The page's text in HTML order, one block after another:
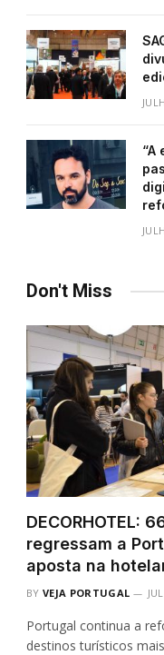
“A
Don't Miss
DECORHOTEL:
regressam a
aposta na
BY VEJA PORTUGAL
Portugal continua a
destinos turísticos